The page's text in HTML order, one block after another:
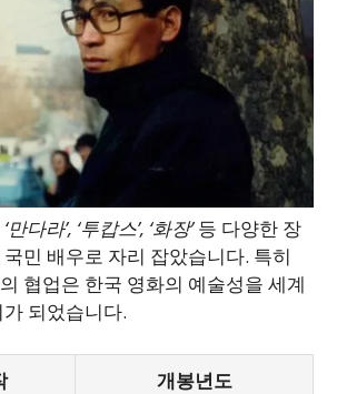
‘만다라’, ‘투캅스’, ‘화장’등 다양한 장
민 배우로 자리 잡았습니다. 특히
협업은 한국 영화의 예술성을 세계
되었습니다.
개봉년도